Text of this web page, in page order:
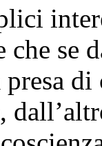
che se